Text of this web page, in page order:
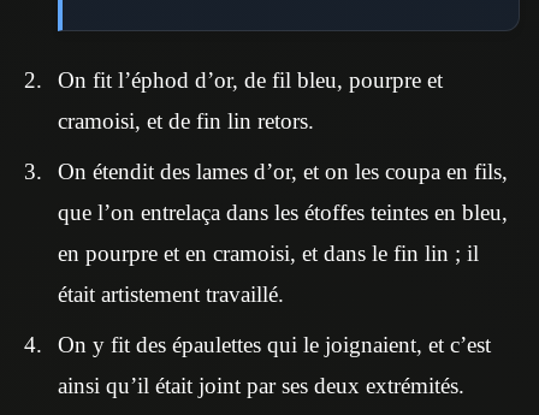
On fit l’éphod d’or, de fil bleu, pourpre et
cramoisi, et de fin lin retors.
On étendit des lames d’or, et on les coupa en fils,
que l’on entrelaça dans les étoffes teintes en bleu,
en pourpre et en cramoisi, et dans le fin lin ; il
était artistement travaillé.
On y fit des épaulettes qui le joignaient, et c’est
ainsi qu’il était joint par ses deux extrémités.